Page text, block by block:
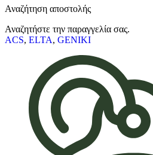
Αναζήτηση αποστολής
Αναζητήστε την παραγγελία σας.
ACS, ELTA, GENIKI